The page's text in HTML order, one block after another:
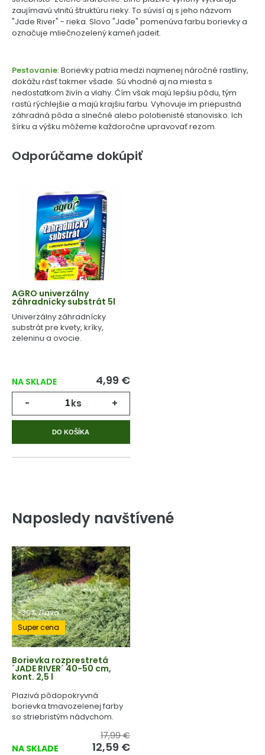
zaujímavú vlnitú štruktúru rieky. To súvisí aj s jeho názvom
"Jade River" - rieka. Slovo "Jade" pomenúva farbu borievky a
označuje mliečnozelený kameň jadeit.
Pestovanie: Borievky patria medzi najmenej náročné rastliny,
dokážu rásť takmer všade. Sú vhodné aj na miesta s
nedostatkom živín a vlahy. Čím však majú lepšiu pôdu, tým
rastú rýchlejšie a majú krajšiu farbu. Vyhovuje im priepustná
záhradná pôda a slnečné alebo polotienisté stanovisko. Ich
šírku a výšku môžeme každoročne upravovať rezom.
Odporúčame dokúpiť
AGRO univerzálny
záhradnícky substrát 5l
Univerzálny záhradnícky
substrát pre kvety, kríky,
zeleninu a ovocie.
NA SKLADE 4,99 €
- ks +
DO KOŠÍKA
Naposledy navštívené
-30% Zľava
Super cena
Borievka rozprestretá
´JADE RIVER´ 40-50 cm,
kont. 2,5 l
Plazivá pôdopokryvná
borievka tmavozelenej farby
so striebristým nádychom.
NA SKLADE
17,99 €
12,59 €